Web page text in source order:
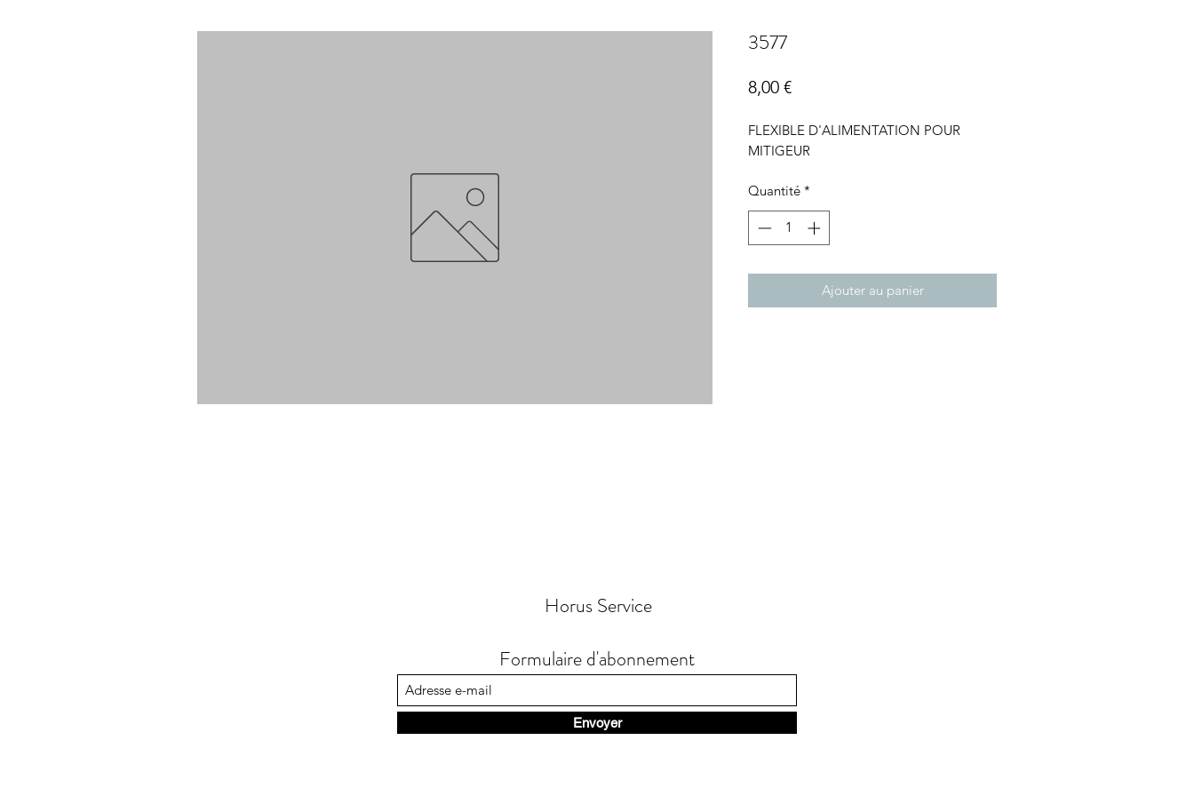
3577
8,00 €Prix
FLEXIBLE D'ALIMENTATION POUR
MITIGEUR
Quantité *
Ajouter au panier
Horus Service
Formulaire d'abonnement
Envoyer